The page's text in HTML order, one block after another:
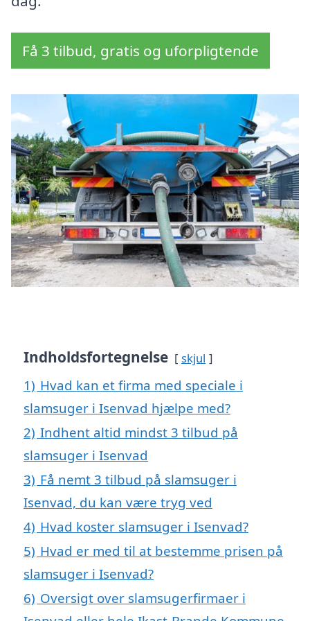
Få 3 tilbud, gratis og uforpligtende
Indholdsfortegnelse skjul
1) Hvad kan et firma med speciale i
slamsuger i Isenvad hjælpe med?
2) Indhent altid mindst 3 tilbud på
slamsuger i Isenvad
3) Få nemt 3 tilbud på slamsuger i
Isenvad, du kan være tryg ved
4) Hvad koster slamsuger i Isenvad?
5) Hvad er med til at bestemme prisen på
slamsuger i Isenvad?
6) Oversigt over slamsugerfirmaer i